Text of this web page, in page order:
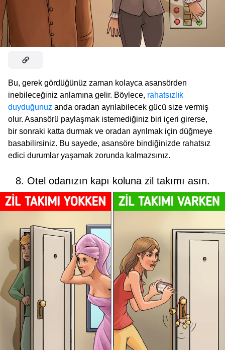
Bu, gerek gördüğünüz zaman kolayca asansörden
inebileceğiniz anlamına gelir. Böylece, rahatsızlık
duyduğunuz anda oradan ayrılabilecek gücü size vermiş
olur. Asansörü paylaşmak istemediğiniz biri içeri girerse,
bir sonraki katta durmak ve oradan ayrılmak için düğmeye
basabilirsiniz. Bu sayede, asansöre bindiğinizde rahatsız
edici durumlar yaşamak zorunda kalmazsınız.
8. Otel odanızın kapı koluna zil takımı asın.